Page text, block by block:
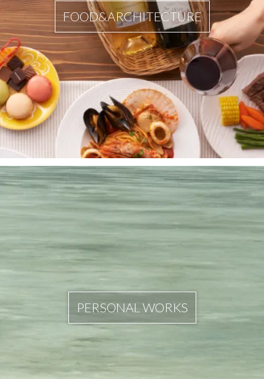
FOOD&ARCHITECTURE
PERSONAL WORKS